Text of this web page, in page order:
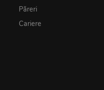
Păreri
Cariere